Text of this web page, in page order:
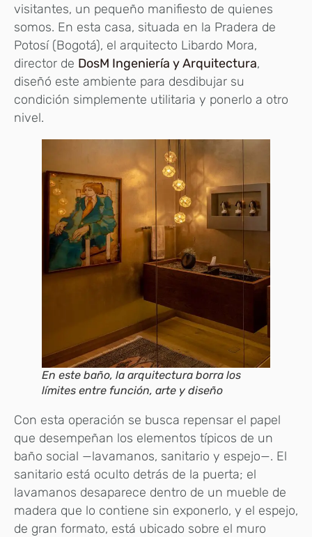
visitantes, un pequeño manifiesto de quienes
somos. En esta casa, situada en la Pradera de
Potosí (Bogotá), el arquitecto Libardo Mora,
director de DosM Ingeniería y Arquitectura,
diseñó este ambiente para desdibujar su
condición simplemente utilitaria y ponerlo a otro
nivel.
En este baño, la arquitectura borra los
límites entre función, arte y diseño
Con esta operación se busca repensar el papel
que desempeñan los elementos típicos de un
baño social —lavamanos, sanitario y espejo—. El
sanitario está oculto detrás de la puerta; el
lavamanos desaparece dentro de un mueble de
madera que lo contiene sin exponerlo, y el espejo,
de gran formato, está ubicado sobre el muro